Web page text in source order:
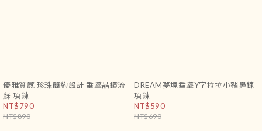
優雅質感 珍珠簡約設計 垂墜晶鑽流
蘇 項鍊
NT$790
NT$890
DREAM夢境垂墜Y字拉拉小豬鼻鍊
項鍊
NT$590
NT$690